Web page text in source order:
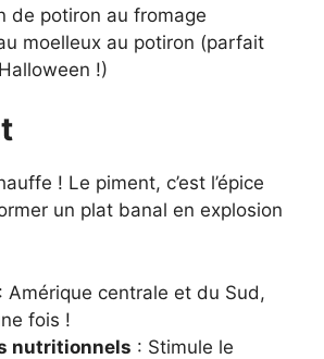
de potiron au fromage
moelleux au potiron (parfait
!)
! Le piment, c’est l’épice
un plat banal en explosion
: Amérique centrale et du Sud,
fois !
nutritionnels : Stimule le